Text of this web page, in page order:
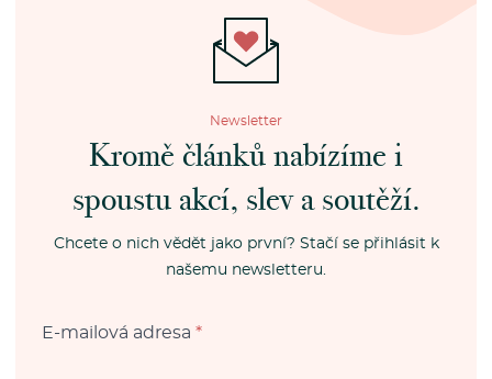
Newsletter
Kromě článků nabízíme i
spoustu akcí, slev a soutěží.
Chcete o nich vědět jako první? Stačí se přihlásit k
našemu newsletteru.
E-mailová adresa *